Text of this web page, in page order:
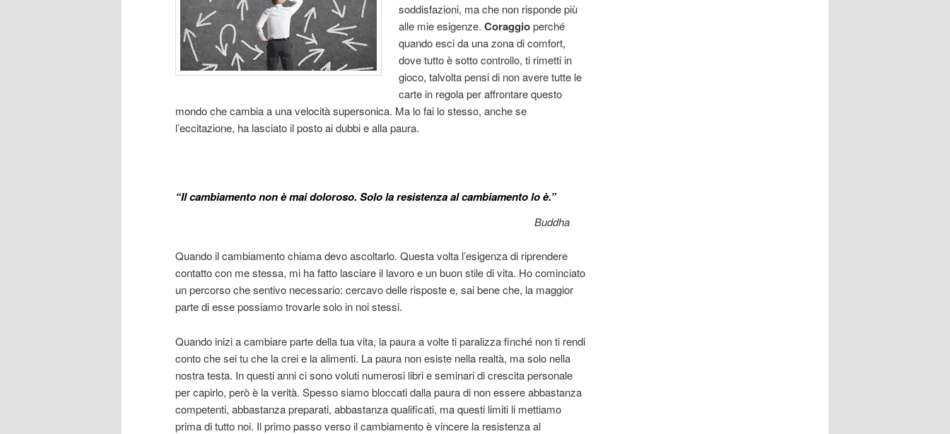
soddisfazioni, ma che non risponde più
alle mie esigenze.Coraggioperché
quando esci da una zona di comfort,
dove tutto è sotto controllo, ti rimetti in
gioco, talvolta pensi di non avere tutte le
carte in regola per affrontare questo
mondo che cambia a una velocità supersonica. Ma lo fai lo stesso, anche se
l’eccitazione, ha lasciato il posto ai dubbi e alla paura.
“Il cambiamento non è mai doloroso. Solo la resistenza al cambiamento lo è.”
Buddha
Quando il cambiamento chiama devo ascoltarlo. Questa volta l’esigenza di riprendere
contatto con me stessa, mi ha fatto lasciare il lavoro e un buon stile di vita. Ho cominciato
un percorso che sentivo necessario: cercavo delle risposte e, sai bene che, la maggior
parte di esse possiamo trovarle solo in noi stessi.
Quando inizi a cambiare parte della tua vita, la paura a volte ti paralizza finché non ti rendi
conto che sei tu che la crei e la alimenti. La paura non esiste nella realtà, ma solo nella
nostra testa. In questi anni ci sono voluti numerosi libri e seminari di crescita personale
per capirlo, però è la verità. Spesso siamo bloccati dalla paura di non essere abbastanza
competenti, abbastanza preparati, abbastanza qualificati, ma questi limiti li mettiamo
prima di tutto noi. Il primo passo verso il cambiamento è vincere la resistenza al